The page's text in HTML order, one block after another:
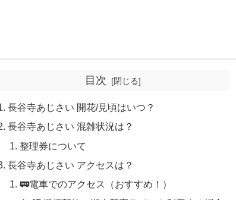
目次
長谷寺あじさい 開花/見頃はいつ？
長谷寺あじさい 混雑状況は？
整理券について
長谷寺あじさい アクセスは？
🚃電車でのアクセス（おすすめ！）